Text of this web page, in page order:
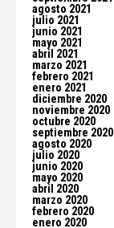
agosto 2021
julio 2021
junio 2021
mayo 2021
abril 2021
marzo 2021
febrero 2021
enero 2021
diciembre 2020
noviembre 2020
octubre 2020
septiembre 2020
agosto 2020
julio 2020
junio 2020
mayo 2020
abril 2020
marzo 2020
febrero 2020
enero 2020